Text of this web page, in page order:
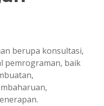
berupa konsultasi,
pemrograman, baik